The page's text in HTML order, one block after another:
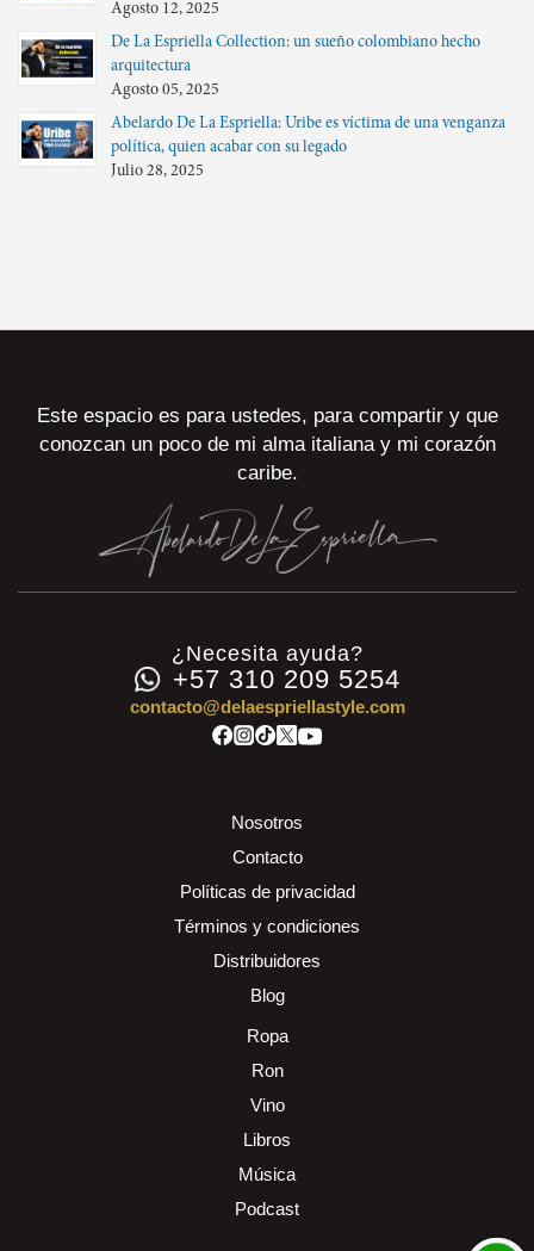
Agosto 12, 2025
De La Espriella Collection: un sueño colombiano hecho
arquitectura
Agosto 05, 2025
Abelardo De La Espriella: Uribe es víctima de una venganza
política, quien acabar con su legado
Julio 28, 2025
Este espacio es para ustedes, para compartir y que
conozcan un poco de mi alma italiana y mi corazón
caribe.
¿Necesita ayuda?
+57 310 209 5254
contacto@delaespriellastyle.com
Nosotros
Contacto
Políticas de privacidad
Términos y condiciones
Distribuidores
Blog
Ropa
Ron
Vino
Libros
Música
Podcast